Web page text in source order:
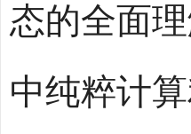
态的全面
中纯粹计